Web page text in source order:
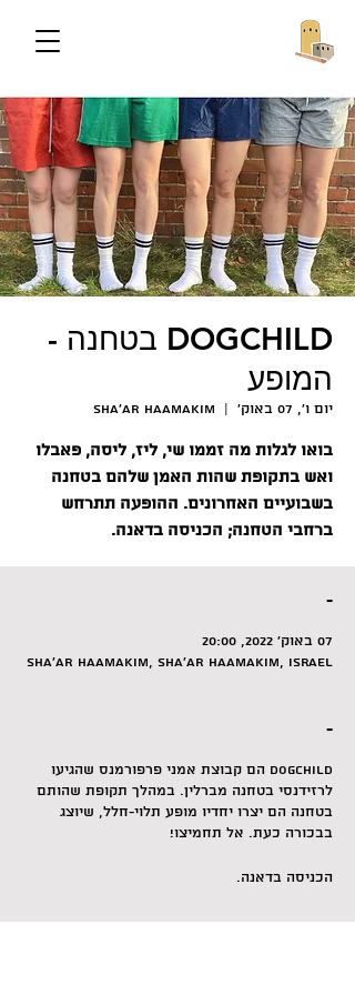
DOGCHILD בטחנה -
המופע
יום ו׳, 07 באוק׳
  |
Sha'ar HaAmakim
בואו לגלות מה זממו שי, ליז, ליסה, פאבלו
ואש בתקופת שהות האמן שלהם בטחנה
בשבועיים האחרונים. ההופעה תתרחש
ברחבי הטחנה; הכניסה בדאנה.
-
07 באוק׳ 2022, 20:00
Sha'ar HaAmakim, Sha'ar HaAmakim, Israel
-
Dogchild הם קבוצת אמני פרפורמנס שהגיעו
לרזידנסי בטחנה מברלין. במהלך תקופת שהותם
בטחנה הם יצרו יחדיו מופע תלוי-חלל, שיוצג
בבכורה כעת. אל תחמיצו!
הכניסה בדאנה.